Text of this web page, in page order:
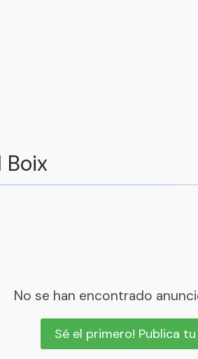
No se han encontrado
Sé el primero! Publica